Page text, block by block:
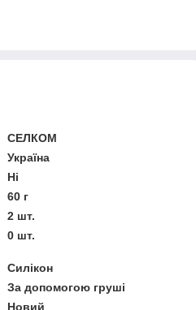
СЕЛКОМ
Україна
Ні
60 г
2 шт.
0 шт.
Силікон
За допомогою груші
Новий